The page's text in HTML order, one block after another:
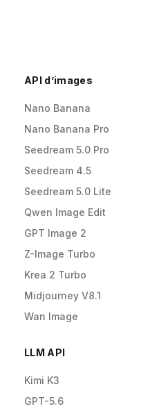
API d’images
Nano Banana
Nano Banana Pro
Seedream 5.0 Pro
Seedream 4.5
Seedream 5.0 Lite
Qwen Image Edit
GPT Image 2
Z-Image Turbo
Krea 2 Turbo
Midjourney V8.1
Wan Image
LLM API
Kimi K3
GPT-5.6